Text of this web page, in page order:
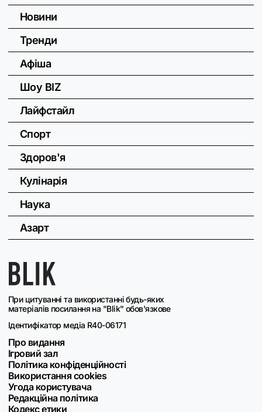
При цитуванні та використанні будь-яких
матеріалів посилання на "Blik" обов'язкове
Ідентифікатор медіа R40-06171
Про видання
Ігровий зал
Політика конфіденційності
Використання cookies
Угода користувача
Редакційна політика
Кодекс етики
Новини
Тренди
Афіша
Шоу BIZ
Лайфстайл
Спорт
Здоров'я
Кулінарія
Наука
Азарт